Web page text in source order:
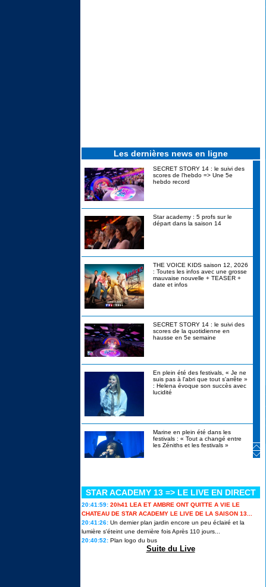
Les dernières news en ligne
SECRET STORY 14 : le suivi des
scores de l'hebdo => Une 5e
hebdo record
Star academy : 5 profs sur le
départ dans la saison 14
THE VOICE KIDS saison 12, 2026
: Toutes les infos avec une grosse
mauvaise nouvelle + TEASER +
date et infos
SECRET STORY 14 : le suivi des
scores de la quotidienne en
hausse en 5e semaine
En plein été des festivals, « Je ne
suis pas à l'abri que tout s'arrête »
: Helena évoque son succès avec
lucidité
Marine en plein été dans les
festivals : « Tout a changé entre
les Zéniths et les festivals »
Canicule, alcool interdit, stylos
bannis : les révélations de
Christophe Beaugrand sur Secret
Story 14 en itw
Star Academy 13 : les candidats
prêts à ouvrir un nouveau chapitre
en solo ils en disent plus sur leurs
STAR ACADEMY 13 => LE LIVE EN DIRECT
20:41:59: 20h41 LEA ET AMBRE ONT QUITTE A VIE LE
CHATEAU DE STAR ACADEMY LE LIVE DE LA SAISON 13...
20:41:26: Un dernier plan jardin encore un peu éclairé et la
lumière s'éteint une dernière fois Après 110 jours...
20:40:52: Plan logo du bus
Suite du Live